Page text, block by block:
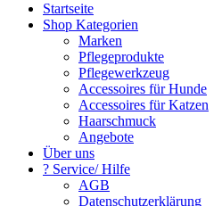
Startseite
Shop Kategorien
Marken
Pflegeprodukte
Pflegewerkzeug
Accessoires für Hunde
Accessoires für Katzen
Haarschmuck
Angebote
Über uns
? Service/ Hilfe
AGB
Datenschutzerklärung